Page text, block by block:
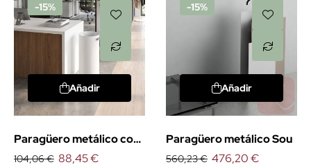
-15%
Añadir
Paragüero metálico con
asas
104,06 € 88,45 €
-15%
Añadir
Paragüero metálico Sou
560,23 € 476,20 €